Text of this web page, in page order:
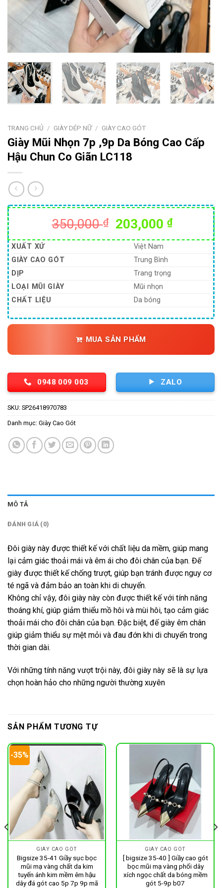
TRANG CHỦ / GIÀY DÉP NỮ / GIÀY CAO GÓT
Giày Mũi Nhọn 7p ,9p Da Bóng Cao Cấp
Hậu Chun Co Giãn LC118
350,000₫
Giá
gốc
350,000 ₫.
203,000₫Giá
hiện
XUẤT XỨ
Việt Nam
GIÀY CAO GÓT
Trung Bình
DỊP
Trang trọng
LOẠI MŨI GIÀY
Mũi nhọn
CHẤT LIỆU
Da bóng
MUA SẢN PHẨM
0948 009 003 ZALO
SKU: SP26418970783
Danh mục: Giày Cao Gót
MÔ TẢ
ĐÁNH GIÁ (0)
Đôi giày này được thiết kế với chất liệu da mềm, giúp mang
lại cảm giác thoải mái và êm ái cho đôi chân của bạn. Đế
giày được thiết kế chống trượt, giúp bạn tránh được nguy cơ
té ngã và đảm bảo an toàn khi di chuyển.
Không chỉ vậy, đôi giày này còn được thiết kế với tính năng
thoáng khí, giúp giảm thiểu mồ hôi và mùi hôi, tạo cảm giác
thoải mái cho đôi chân của bạn. Đặc biệt, đế giày êm chân
giúp giảm thiểu sự mệt mỏi và đau đớn khi di chuyển trong
thời gian dài.
Với những tính năng vượt trội này, đôi giày này sẽ là sự lựa
chọn hoàn hảo cho những người thường xuyên
SẢN PHẨM TƯƠNG TỰ
-35%
GIÀY CAO GÓT
Bigsize 35-41 Giầy sục bọc
mũi mạ vàng chất da kim
tuyến ánh kim mềm êm hậu
dây đá gót cao 5p 7p 9p mã
GIÀY CAO GÓT
[ bigsize 35-40 ] Giầy cao gót
bọc mũi mạ vàng phối dây
xích ngọc chất da bóng mềm
gót 5-9p b07